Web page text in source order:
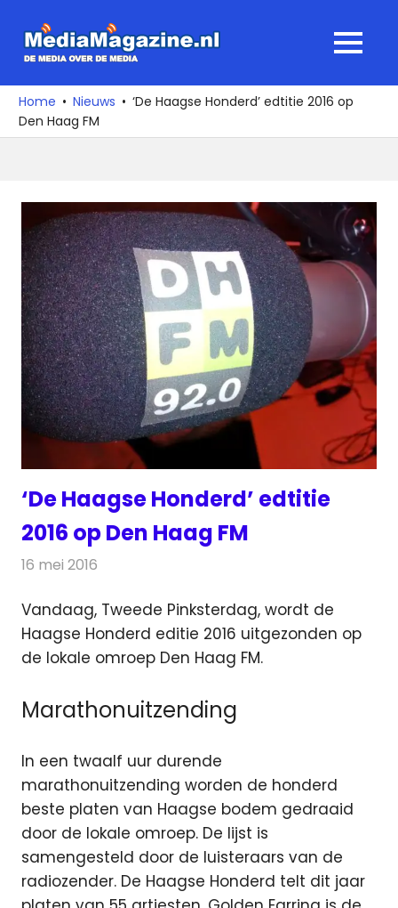
naar
media
over
de
MENU
Home Nieuws
‘De Haagse Honderd’ edtitie 2016 op
Den Haag FM
‘De Haagse Honderd’ edtitie
2016 op Den Haag FM
16 mei 2016
Vandaag, Tweede Pinksterdag, wordt de
Haagse Honderd editie 2016 uitgezonden op
de lokale omroep Den Haag FM.
Marathonuitzending
In een twaalf uur durende
marathonuitzending worden de honderd
beste platen van Haagse bodem gedraaid
door de lokale omroep. De lijst is
samengesteld door de luisteraars van de
radiozender. De Haagse Honderd telt dit jaar